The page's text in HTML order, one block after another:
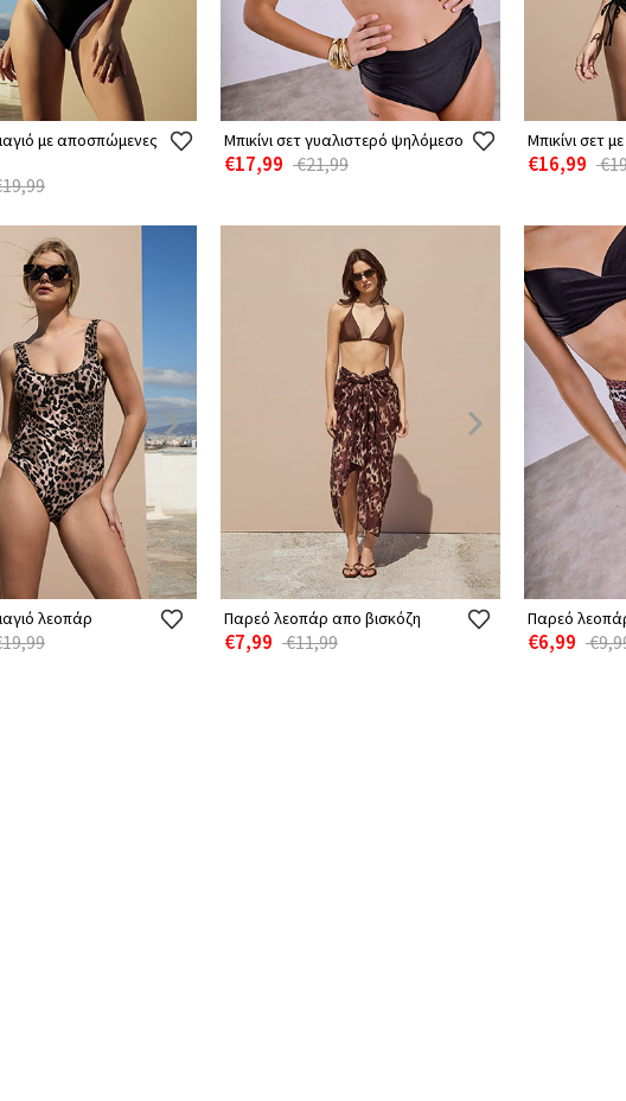
με αποσπώμενες
Μπικίνι σετ γυαλιστερό ψηλόμεσο
€17,99 €21,99
Μπικίνι σετ
€16,99
λεοπάρ Παρεό λεοπάρ απο βισκόζη
€7,99 €11,99
Παρεό
€6,99